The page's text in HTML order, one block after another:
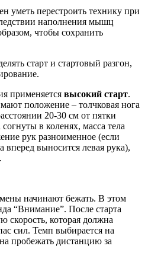
уметь перестроить технику при
наполнения мышц
чтобы сохранить
старт и стартовый разгон,
применяется высокий старт.
положение – толчковая нога
20-30 см от пятки
в коленях, масса тела
рук разноименное (если
вперед выносится левая рука),
начинают бежать. В этом
“Внимание”. После старта
скорость, которая должна
сил. Темп выбирается на
пробежать дистанцию за